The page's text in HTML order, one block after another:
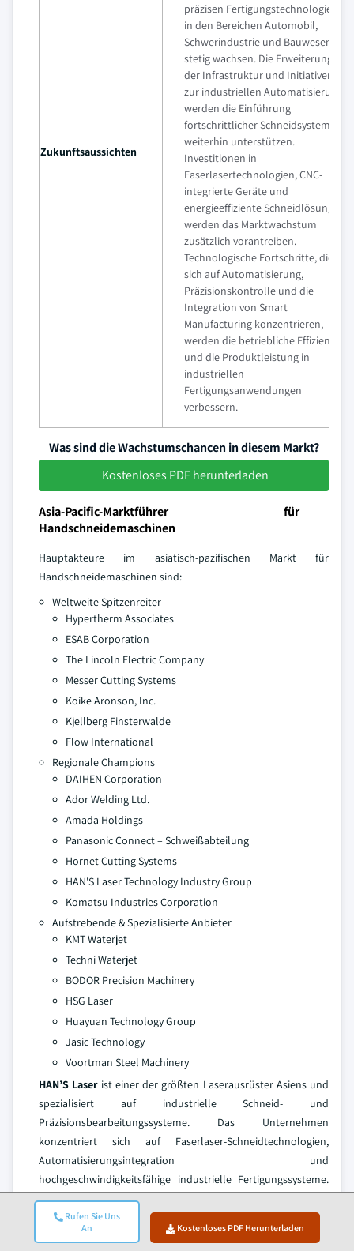
Rufen Sie Uns
An
Kostenloses PDF Herunterladen
Zukunftsaussichten
präzisen Fertigungstechnologien
in den Bereichen Automobil,
Schwerindustrie und Bauwesen
stetig wachsen. Die Erweiterung
der Infrastruktur und Initiativen
zur industriellen Automatisierung
werden die Einführung
fortschrittlicher Schneidsysteme
weiterhin unterstützen.
Investitionen in
Faserlasertechnologien, CNC-
integrierte Geräte und
energieeffiziente Schneidlösungen
werden das Marktwachstum
zusätzlich vorantreiben.
Technologische Fortschritte, die
sich auf Automatisierung,
Präzisionskontrolle und die
Integration von Smart
Manufacturing konzentrieren,
werden die betriebliche Effizienz
und die Produktleistung in
industriellen
Fertigungsanwendungen
verbessern.
Was sind die Wachstumschancen in diesem Markt?
Kostenloses PDF herunterladen
Asia-Pacific-Marktführer für
Handschneidemaschinen
Hauptakteure im asiatisch-pazifischen Markt für
Handschneidemaschinen sind:
Weltweite Spitzenreiter
Hypertherm Associates
ESAB Corporation
The Lincoln Electric Company
Messer Cutting Systems
Koike Aronson, Inc.
Kjellberg Finsterwalde
Flow International
Regionale Champions
DAIHEN Corporation
Ador Welding Ltd.
Amada Holdings
Panasonic Connect – Schweißabteilung
Hornet Cutting Systems
HAN'S Laser Technology Industry Group
Komatsu Industries Corporation
Aufstrebende & Spezialisierte Anbieter
KMT Waterjet
Techni Waterjet
BODOR Precision Machinery
HSG Laser
Huayuan Technology Group
Jasic Technology
Voortman Steel Machinery
HAN’S Laserist einer der größten Laserausrüster Asiens und
spezialisiert auf industrielle Schneid- und
Präzisionsbearbeitungssysteme. Das Unternehmen
konzentriert sich auf Faserlaser-Schneidtechnologien,
Automatisierungsintegration und
hochgeschwindigkeitsfähige industrielle Fertigungssysteme.
Seine Strategie umfasst kontinuierliche Investitionen in F&E,
Expansion in Exportmärkte und Entwicklung intelligenter
Fertigungssysteme. HAN’S Laser profitiert von der starken